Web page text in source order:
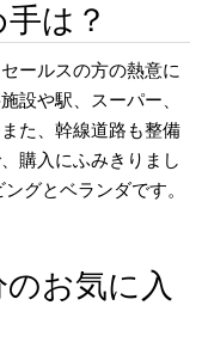
は？
ールスの方の熱意に
設や駅、スーパー、
た、幹線道路も整備
購入にふみきりまし
グとベランダです。
お気に入